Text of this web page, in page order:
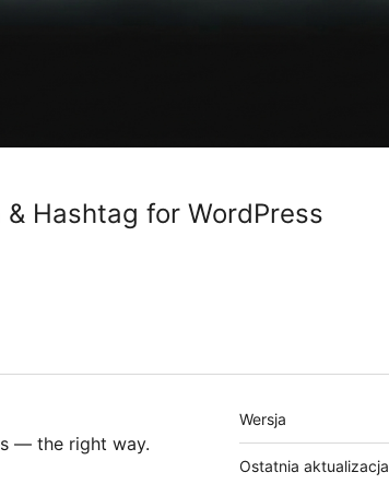
Hashtag for WordPress
— the right way.
Meta
Wersja
Ostatnia aktualizacja